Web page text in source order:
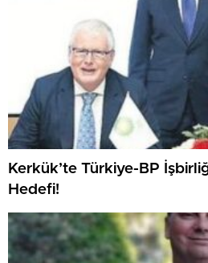
Kerkük’te Türkiye-BP
Hedefi!